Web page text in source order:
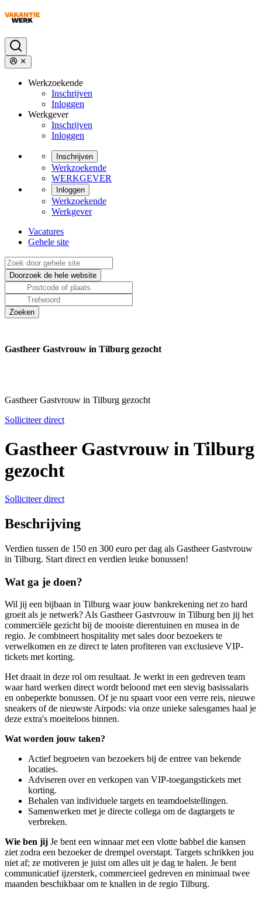
Werkzoekende
Inschrijven
Inloggen
Werkgever
Inschrijven
Inloggen
Inschrijven
Werkzoekende
WERKGEVER
Inloggen
Werkzoekende
Werkgever
Vacatures
Gehele site
Gastheer Gastvrouw in Tilburg gezocht
Gastheer Gastvrouw in Tilburg gezocht
Solliciteer direct
Gastheer Gastvrouw in Tilburg
gezocht
Solliciteer direct
Beschrijving
Verdien tussen de 150 en 300 euro per dag als Gastheer Gastvrouw
in Tilburg. Start direct en verdien leuke bonussen!
Wat ga je doen?
Wil jij een bijbaan in Tilburg waar jouw bankrekening net zo hard
groeit als je netwerk? Als GastheerGastvrouw in Tilburg ben jij het
commerciële gezicht bij de mooiste dierentuinen en musea in de
regio. Je combineert hospitality met sales door bezoekers te
verwelkomen en ze direct te laten profiteren van exclusieve VIP-
tickets met korting.
Het draait in deze rol om resultaat. Je werkt in een gedreven team
waar hard werken direct wordt beloond met een stevig basissalaris
en onbeperkte bonussen. Of je nu spaart voor een verre reis, nieuwe
sneakers of de nieuwste Airpods: via onze unieke salesgames haal je
deze extra's moeiteloos binnen.
Wat worden jouw taken?
Actief begroeten van bezoekers bij de entree van bekende
locaties.
Adviseren over en verkopen van VIP-toegangstickets met
korting.
Behalen van individuele targets en teamdoelstellingen.
Samenwerken met je directe collega om de dagtargets te
verbreken.
Wie ben jij Je bent een winnaar met een vlotte babbel die kansen
ziet zodra een bezoeker de drempel overstapt. Targets schrikken jou
niet af; ze motiveren je juist om alles uit je dag te halen. Je bent
communicatief ijzersterk, commercieel gedreven en minimaal twee
maanden beschikbaar om te knallen in de regio Tilburg.